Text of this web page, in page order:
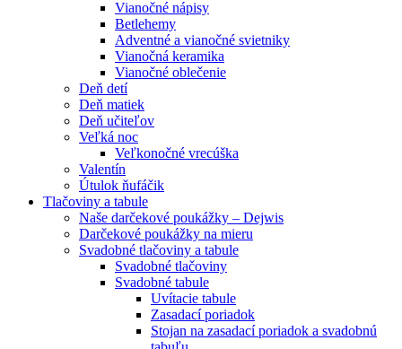
Vianočné nápisy
Betlehemy
Adventné a vianočné svietniky
Vianočná keramika
Vianočné oblečenie
Deň detí
Deň matiek
Deň učiteľov
Veľká noc
Veľkonočné vrecúška
Valentín
Útulok ňufáčik
Tlačoviny a tabule
Naše darčekové poukážky – Dejwis
Darčekové poukážky na mieru
Svadobné tlačoviny a tabule
Svadobné tlačoviny
Svadobné tabule
Uvítacie tabule
Zasadací poriadok
Stojan na zasadací poriadok a svadobnú